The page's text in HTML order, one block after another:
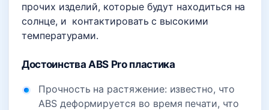
прочих изделий, которые будут находиться на
солнце, и контактировать с высокими
температурами.
Достоинства ABS Pro пластика
Прочность на растяжение: известно, что
ABS деформируется во время печати, что